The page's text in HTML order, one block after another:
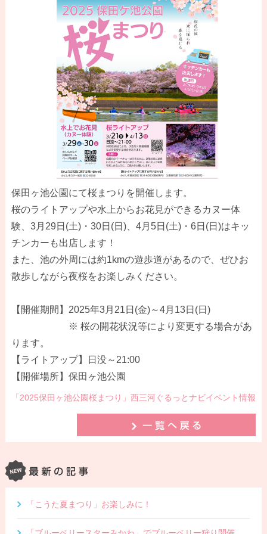
保田ヶ池公園にて桜まつりを開催します。
桜のライトアップや水上からお花見ができるカヌー体
験、3月29日(土)・30日(日)、4月5日(土)・6日(日)はキッ
チンカーも出店します！
また、池の外周には約1kmの遊歩道があるので、ぜひお
散歩しながら夜桜をお楽しみください。
【開催期間】2025年3月21日(金)～4月13日(日)
※ 桜の開花状況等により変更する場合があ
ります。
【ライトアップ】日没～21:00
【開催場所】保田ヶ池公園
「2025保田ヶ池公園桜まつり」西三河ぐるっとナビイベント情報
「こうた夏まつり」お楽しみに！